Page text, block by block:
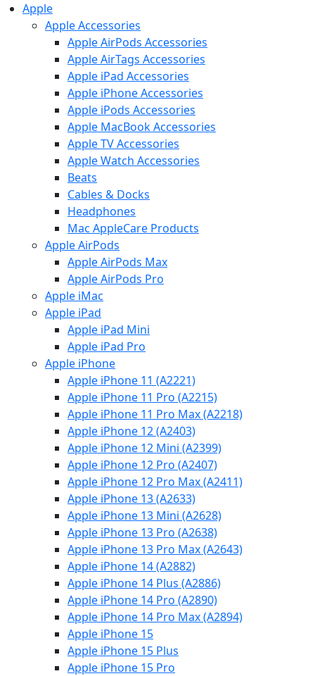
Apple
Apple Accessories
Apple AirPods Accessories
Apple AirTags Accessories
Apple iPad Accessories
Apple iPhone Accessories
Apple iPods Accessories
Apple MacBook Accessories
Apple TV Accessories
Apple Watch Accessories
Beats
Cables & Docks
Headphones
Mac AppleCare Products
Apple AirPods
Apple AirPods Max
Apple AirPods Pro
Apple iMac
Apple iPad
Apple iPad Mini
Apple iPad Pro
Apple iPhone
Apple iPhone 11 (A2221)
Apple iPhone 11 Pro (A2215)
Apple iPhone 11 Pro Max (A2218)
Apple iPhone 12 (A2403)
Apple iPhone 12 Mini (A2399)
Apple iPhone 12 Pro (A2407)
Apple iPhone 12 Pro Max (A2411)
Apple iPhone 13 (A2633)
Apple iPhone 13 Mini (A2628)
Apple iPhone 13 Pro (A2638)
Apple iPhone 13 Pro Max (A2643)
Apple iPhone 14 (A2882)
Apple iPhone 14 Plus (A2886)
Apple iPhone 14 Pro (A2890)
Apple iPhone 14 Pro Max (A2894)
Apple iPhone 15
Apple iPhone 15 Plus
Apple iPhone 15 Pro